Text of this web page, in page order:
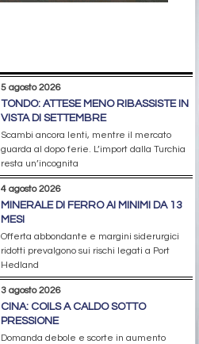
5 agosto 2026
TONDO: ATTESE MENO RIBASSISTE IN
VISTA DI SETTEMBRE
Scambi ancora lenti, mentre il mercato
guarda al dopo ferie. L’import dalla Turchia
resta un’incognita
4 agosto 2026
MINERALE DI FERRO AI MINIMI DA 13
MESI
Offerta abbondante e margini siderurgici
ridotti prevalgono sui rischi legati a Port
Hedland
3 agosto 2026
CINA: COILS A CALDO SOTTO
PRESSIONE
Domanda debole e scorte in aumento